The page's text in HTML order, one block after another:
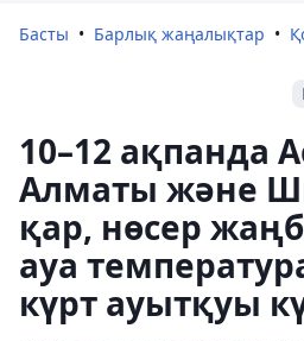
Басты Барлық жаңалықтар
10–12 ақпанда
Алматы және
қар, нөсер
ауа
күрт ауытқуы